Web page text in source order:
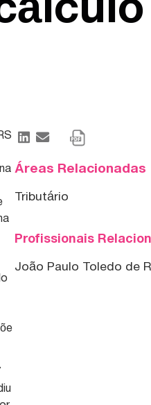
Áreas Relacionadas
Tributário
Profissionais
João Paulo Toledo de